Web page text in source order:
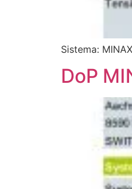
Sistema:
DoP